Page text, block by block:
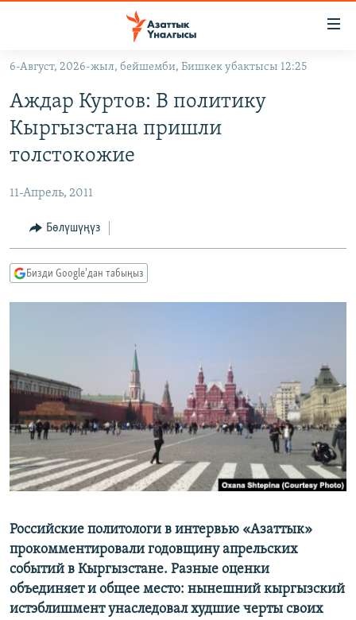
Навигацияга
өтүңүз
Издөөгө
салыңыз
КЫРГЫЗСТАН
КЫРГЫЗСТАН
ЭКОНОМИКА
МАДАНИЯТ
ДҮЙНӨ
БОРБОР АЗИЯ
АТАЙЫН ИЛИКТӨӨ
ТВ ПРОГРАММАЛАР
ЭКСПЕРТТЕР ТАЛДАЙТ
ЭЖЕ-СИҢДИЛЕР
АЗАТТЫК+
ЫҢГАЙСЫЗ СУРООЛОР
ӨЗГӨЧӨ ПИКИР
ОНЛАЙН ШЕРИНЕ
ЭЕ/АРнун бардык сайттары
6-Август, 2026-жыл, бейшемби, Бишкек убактысы 12:25
Аждар Куртов: В политику
Кыргызстана пришли
толстокожие
11-Апрель, 2011
Бөлүшүңүз
Бизди Google'дан табыңыз
Российские политологи в интервью «Азаттык»
прокомментировали годовщину апрельских
событий в Кыргызстане. Разные оценки
объединяет и общее место: нынешний кыргызский
истэблишмент унаследовал худшие черты своих